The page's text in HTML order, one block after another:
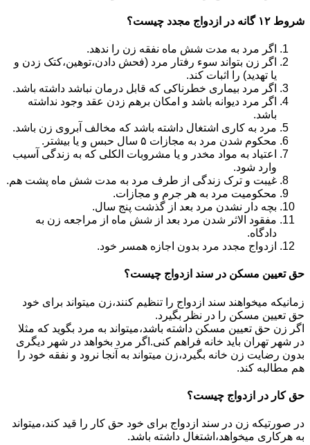
شروط ۱۲ گانه در ازدواج مجدد چیست؟
اگر مرد به مدت شش ماه نفقه زن را ندهد.
اگر زن بتواند سوء رفتار مرد (فحش دادن،توهین،کتک زدن و
یا تهدید) را اثبات کند.
اگر مرد بیماری خطرناکی که قابل درمان نباشد داشته باشد.
اگر مرد دیوانه باشد و امکان برهم زدن عقد وجود نداشته
باشد.
مرد به کاری اشتغال داشته باشد که مخالف آبروی زن باشد.
محکوم شدن مرد به مجازات ۵ سال حبس و یا بیشتر.
اعتیاد به مواد مخدر و یا مشروبات الکلی که به زندگی آسیب
وارد شود.
غیبت و ترک زندگی از طرف مرد به مدت شش ماه پشت هم.
محکومیت مرد به هر جرم و مجازات.
بچه دار نشدن مرد بعد از گذشت پنج سال.
مفقود الاثر شدن مرد بعد از شش ماه از مراجعه زن به
دادگاه.
ازدواج مجدد مرد بدون اجازه همسر خود.
حق تعیین مسکن در سند ازدواج چیست؟
زمانیکه میخواهند سند ازدواج را تنظیم کنند،زن میتواند برای خود
حق تعیین مسکن را در نظر بگیرد.
اگر زن حق تعیین مسکن داشته باشد،میتواند به مرد بگوید که مثلا
در شهر تهران باید خانه فراهم کنی.اگر مرد بخواهد در شهر دیگری
بدون رضایت زن خانه بگیرد،زن میتواند به آنجا نرود و نفقه خود را
هم مطالبه کند.
حق کار در ازدواج چیست؟
در صورتیکه زن در سند ازدواج برای خود حق کار را قید کند،میتواند
به هرکاری میخواهد،اشتغال داشته باشد.